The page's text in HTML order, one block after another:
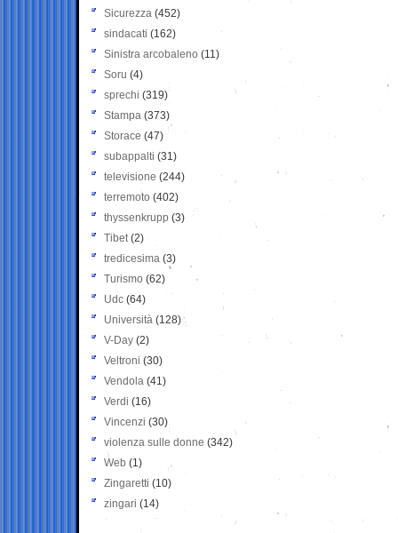
Sicurezza (452)
sindacati (162)
Sinistra arcobaleno (11)
Soru (4)
sprechi (319)
Stampa (373)
Storace (47)
subappalti (31)
televisione(244)
terremoto (402)
thyssenkrupp (3)
Tibet(2)
tredicesima (3)
Turismo (62)
Udc (64)
Università (128)
V-Day (2)
Veltroni (30)
Vendola (41)
Verdi (16)
Vincenzi (30)
violenza sulle donne (342)
Web (1)
Zingaretti (10)
zingari (14)